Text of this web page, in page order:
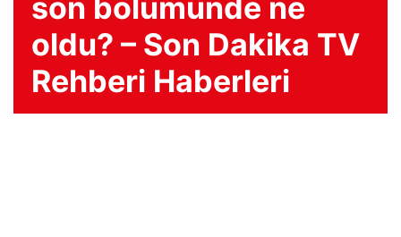
son bölümünde ne
oldu? – Son Dakika TV
Rehberi Haberleri